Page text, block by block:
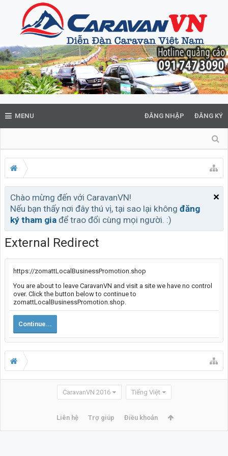
MENU ĐĂNG NHẬP ĐĂNG KÝ
Chào mừng đến với CaravanVN!
Nếu bạn thấy nơi đây thú vị, tại sao lại không đăng
ký tham gia để trao đổi cùng mọi người. :)
External Redirect
https://zomattLocalBusinessPromotion.shop
You are about to leave CaravanVN and visit a site we have no control
over. Click the button below to continue to
zomattLocalBusinessPromotion.shop.
Continue...
CaravanVN 2016 Tiếng Việt
Liên hệ Trợ giúp Điều khoản